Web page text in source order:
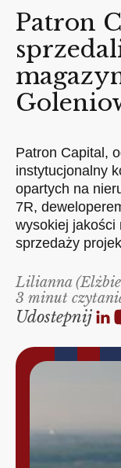
Patron
Patron Capital,
instytucjonalny
opartych na
7R,
wysokiej jakości
sprzedaży
Lilianna
3 minut
Udostepnij